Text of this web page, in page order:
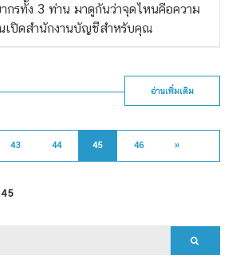
กรทั้ง 3 ท่าน มาดูกันว่าจุดไหนคือความ
นเปิดสำนักงานบัญชีสำหรับคุณ
อ่านเพิ่มเติม
43 44 45 46 »